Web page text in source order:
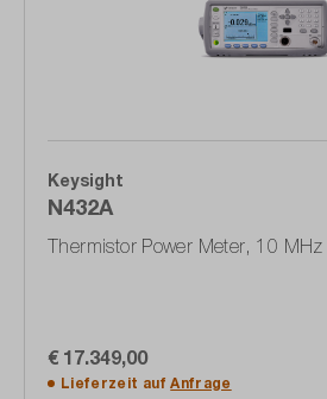
Keysight
N432A
Thermistor Power Meter, 10
€ 17.349,00
Lieferzeit aufAnfrage